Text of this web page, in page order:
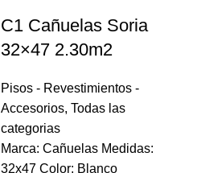
C1 Cañuelas Soria
32×47 2.30m2
Pisos - Revestimientos -
Accesorios, Todas las
categorias
Marca: Cañuelas Medidas:
32x47 Color: Blanco